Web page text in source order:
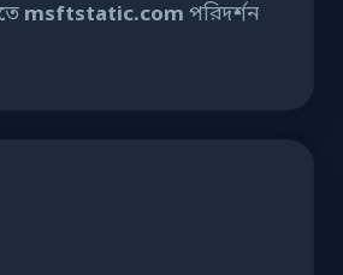
msftstatic.com পরিদর্শন